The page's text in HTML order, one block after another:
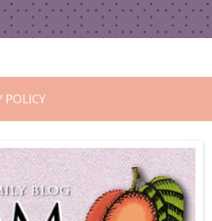
POLICY